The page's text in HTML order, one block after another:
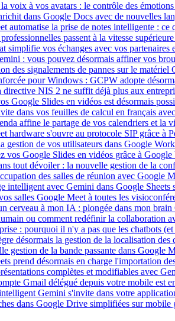
voix à vos avatars : le contrôle des
dans Google Docs avec de nouvelles
automatise la prise de notes intelligente : ce
passent à la vitesse
simplifie vos échanges avec vos partenaires
: vous pouvez désormais affiner vos
des signalements de pannes sur le matériel
pour Windows : GCPW adopte
directive NIS 2 ne suffit déjà plus aux
Google Slides en vidéos est désormais
dans vos feuilles de calcul en français
affine le partage de vos calendriers et la
hardware s'ouvre au protocole SIP grâce à
gestion de vos utilisateurs dans Google
vos Google Slides en vidéos grâce à
tout dévoiler : la nouvelle gestion de la
des salles de réunion avec Google
intelligent avec Gemini dans Google Sheets
salles Google Meet à toutes les
cerveau à mon IA : plongée dans mon
ou comment redéfinir la collaboration
: pourquoi il n'y a pas que les chatbots
désormais la gestion de la localisation des
gestion de la bande passante dans Google
prend désormais en charge l'importation
complètes et modifiables avec
Gmail délégué depuis votre mobile est
Gemini s'invite dans votre
dans Google Drive simplifiées sur